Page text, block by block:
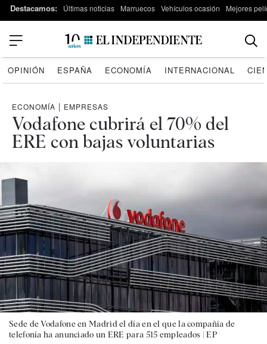
Destacamos: Últimas noticias Marruecos Vehículos ocasión Mejores
OPINIÓN ESPAÑA ECONOMÍA INTERNACIONAL
ECONOMÍA | EMPRESAS
Vodafone cubrirá el 70% del
ERE con bajas voluntarias
Sede de Vodafone en Madrid el día en el que la compañía de
telefonía ha anunciado un ERE para 515 empleados |EP